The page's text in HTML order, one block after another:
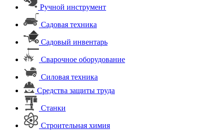
Ручной инструмент
Садовая техника
Садовый инвентарь
Сварочное оборудование
Силовая техника
Средства защиты труда
Станки
Строительная химия